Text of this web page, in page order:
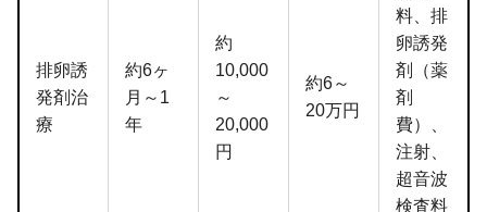
排卵誘
発剤治
療
約6ヶ
月～1
年
約
10,000
～
20,000
円
約6～
20万円
料、排
卵誘発
剤（薬
剤
費）、
注射、
超音波
検査料